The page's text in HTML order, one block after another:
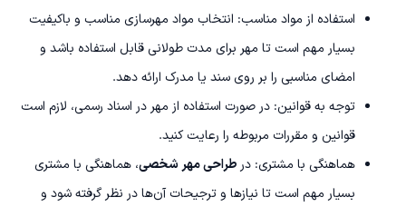
استفاده از مواد مناسب: انتخاب مواد مهرسازی مناسب و باکیفیت
بسیار مهم است تا مهر برای مدت طولانی قابل استفاده باشد و
امضای مناسبی را بر روی سند یا مدرک ارائه دهد.
توجه به قوانین: در صورت استفاده از مهر در اسناد رسمی، لازم است
قوانین و مقررات مربوطه را رعایت کنید.
هماهنگی با مشتری: در طراحی مهر شخصی، هماهنگی با مشتری
بسیار مهم است تا نیازها و ترجیحات آن‌ها در نظر گرفته شود و